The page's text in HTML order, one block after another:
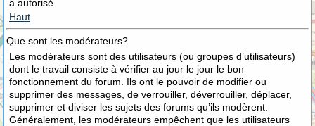
a autorisé.
Haut
Que sont les modérateurs?
Les modérateurs sont des utilisateurs (ou groupes d’utilisateurs)
dont le travail consiste à vérifier au jour le jour le bon
fonctionnement du forum. Ils ont le pouvoir de modifier ou
supprimer des messages, de verrouiller, déverrouiller, déplacer,
supprimer et diviser les sujets des forums qu’ils modèrent.
Généralement, les modérateurs empêchent que les utilisateurs